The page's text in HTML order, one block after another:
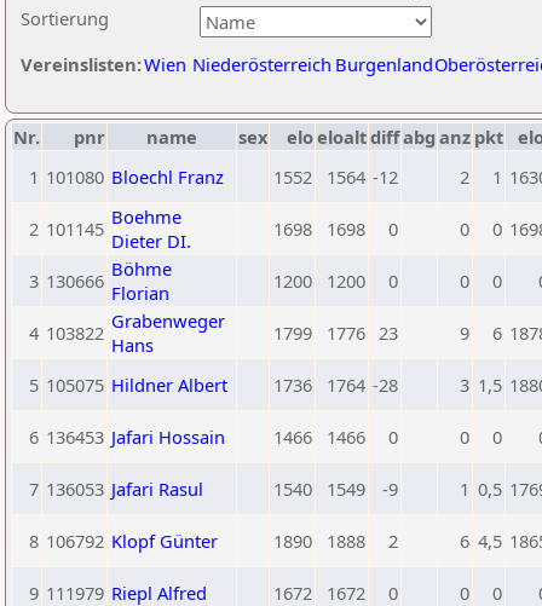
Sortierung
Vereinslisten:Wien Niederösterreich Burgenland
Nr. pnr name sex eloeloaltdiffabg anz pkt
1 101080 Bloechl Franz 1552 1564 -12 2 1
2 101145 Boehme
Dieter DI.
1698 1698 0 0 0
3 130666 Böhme
Florian
1200 1200 0 0 0
4 103822 Grabenweger
Hans
1799 1776 23 9 6
5 105075 Hildner Albert 1736 1764 -28 3 1,5
6 136453 Jafari Hossain 1466 1466 0 0 0
7 136053 Jafari Rasul 1540 1549 -9 1 0,5
8 106792 Klopf Günter 1890 1888 2 6 4,5
9 111979 Riepl Alfred 1672 1672 0 0 0